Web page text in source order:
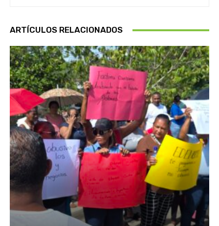
ARTÍCULOS RELACIONADOS